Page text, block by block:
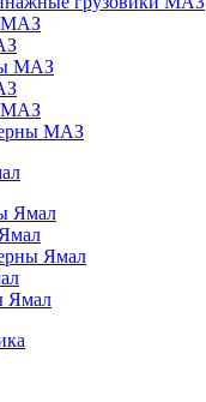
МАЗ
МАЗ
МАЗ
МАЗ
Ямал
Ямал
Ямал